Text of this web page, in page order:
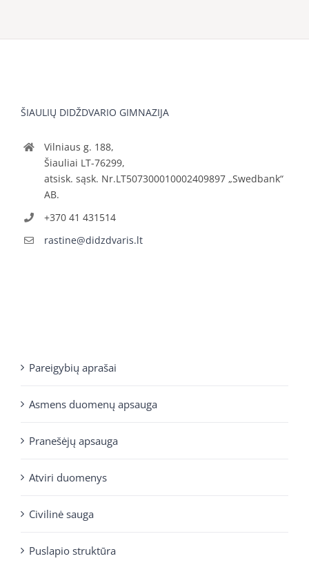
ŠIAULIŲ DIDŽDVARIO GIMNAZIJA
Vilniaus g. 188,
Šiauliai LT-76299,
atsisk. sąsk. Nr.LT507300010002409897 „Swedbank“
AB.
+370 41 431514
rastine@didzdvaris.lt
Pareigybių aprašai
Asmens duomenų apsauga
Pranešėjų apsauga
Atviri duomenys
Civilinė sauga
Puslapio struktūra